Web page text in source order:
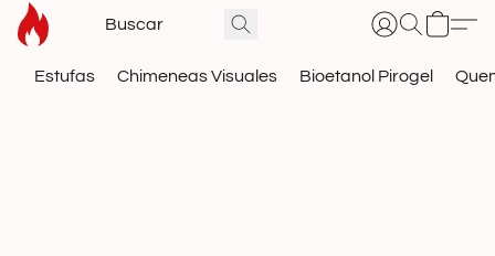
Estufas Chimeneas Visuales Bioetanol Pirogel